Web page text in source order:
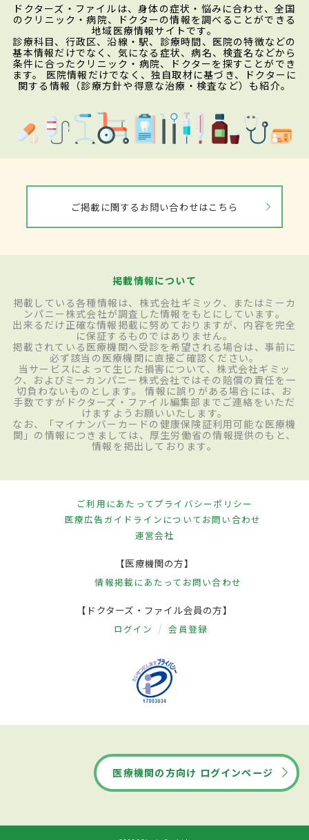
ドクターズ・ファイルは、身体の症状・悩みに合わせ、全国
のクリニック・病院、ドクターの情報を調べることができる
地域医療情報サイトです。
診療科目、行政区、沿線・駅、診療時間、医院の特徴などの
基本情報だけでなく、気になる症状、病名、検査名などから
条件に合ったクリニック・病院、ドクターを探すことができ
ます。 医院情報だけでなく、独自取材に基づき、ドクターに
関する情報（診療方針や得意な治療・検査など）も紹介。
ご掲載に関するお問い合わせはこちら
掲載情報について
掲載している各種情報は、株式会社ギミック、またはミーカ
ンパニー株式会社が調査した情報をもとにしています。
出来るだけ正確な情報掲載に努めておりますが、内容を完全
に保証するものではありません。
掲載されている医療機関へ受診を希望される場合は、事前に
必ず該当の医療機関に直接ご確認ください。
当サービスによって生じた損害について、株式会社ギミッ
ク、およびミーカンパニー株式会社ではその賠償の責任を一
切負わないものとします。 情報に誤りがある場合には、お
手数ですがドクターズ・ファイル編集部までご連絡をいただ
けますようお願いいたします。
なお、「マイナンバーカードの健康保険証利用可能な医療機
関」の情報につきましては、厚生労働省の情報提供のもと、
情報を掲出しております。
ご利用にあたってプライバシーポリシー
医療広告ガイドラインについてお問い合わせ
運営会社
【医療機関の方】
情報掲載にあたって お問い合わせ
【ドクターズ・ファイル会員の方】
ログイン 会員登録
医療機関の方向け ログインページ